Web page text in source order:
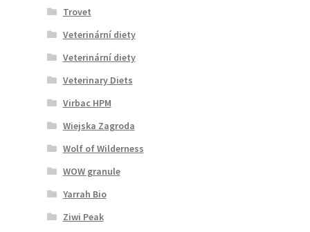
Trovet
Veterinární diety
Veterinární diety
Veterinary Diets
Virbac HPM
Wiejska Zagroda
Wolf of Wilderness
WOW granule
Yarrah Bio
Ziwi Peak